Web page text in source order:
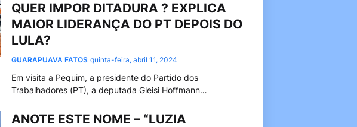
QUER IMPOR DITADURA ? EXPLICA
MAIOR LIDERANÇA DO PT DEPOIS DO
LULA?
GUARAPUAVA FATOS quinta-feira, abril 11, 2024
Em visita a Pequim, a presidente do Partido dos
Trabalhadores (PT), a deputada Gleisi Hoffmann…
ANOTE ESTE NOME – “LUZIA